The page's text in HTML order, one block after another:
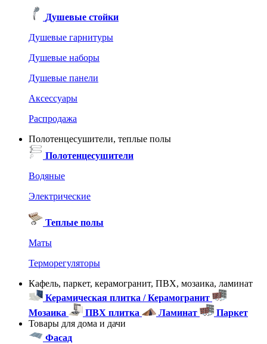
Душевые стойки
Душевые гарнитуры
Душевые наборы
Душевые панели
Аксессуары
Распродажа
Полотенцесушители, теплые полы
Полотенцесушители
Водяные
Электрические
Теплые полы
Маты
Терморегуляторы
Кафель, паркет, керамогранит, ПВХ, мозаика, ламинат
Керамическая плитка / Керамогранит
Мозаика
ПВХ плитка Ламинат
Паркет
Товары для дома и дачи
Фасад